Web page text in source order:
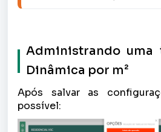
Administrando
Dinâmica por m²
Após salvar as
possível: